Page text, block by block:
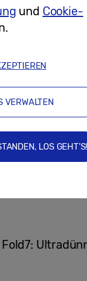
wenig
AI bei den
Fold7:
und Cookie-
VERWALTEN
LOS GEHT'S!